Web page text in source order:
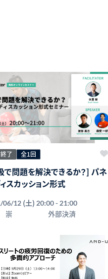
了 全1回
で問題を解決できるか？] パネ
スカッション形式
06/12 (土) 20:00 - 21:00
崇 外部決済